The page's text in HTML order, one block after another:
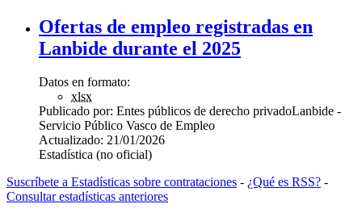
Ofertas de empleo registradas en
Lanbide durante el 2025
Datos en formato:
xlsx
Publicado por: Entes públicos de derecho privadoLanbide -
Servicio Público Vasco de Empleo
Actualizado: 21/01/2026
Estadística (no oficial)
Suscríbete a Estadísticas sobre contrataciones - ¿Qué es RSS? -
Consultar estadísticas anteriores